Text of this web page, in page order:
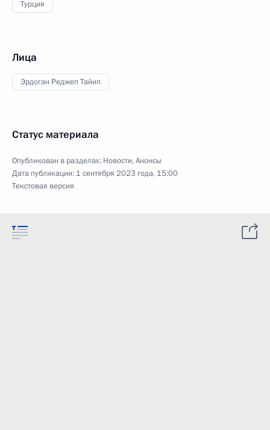
Турция
Лица
Эрдоган Реджеп Тайип
Статус материала
Опубликован в разделах: Новости,Анонсы
Дата публикации: 1 сентября 2023 года, 15:00
Текстовая версия